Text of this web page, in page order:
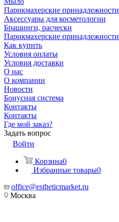
Парикмахерские принадлежности
Аксессуары для косметологии
Брашинги, расчески
Парикмахерские принадлежности
Как купить
Условия оплаты
Условия доставки
О нас
О компании
Новости
Бонусная система
Контакты
Контакты
Где мой заказ?
Задать вопрос
Войти
Корзина0
Избранные товары0
office@estheticmarket.ru
Москва